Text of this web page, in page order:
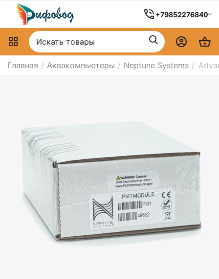
+79852276840
Главная / Аквакомпьютеры / Neptune Systems /